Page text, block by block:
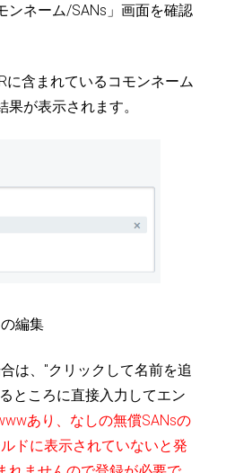
ンネーム/SANs」画面を確認
含まれているコモンネーム
が表示されます。
編集
は、"クリックして名前を追
ところに直接入力してエン
あり、なしの無償SANsの
ドに表示されていないと発